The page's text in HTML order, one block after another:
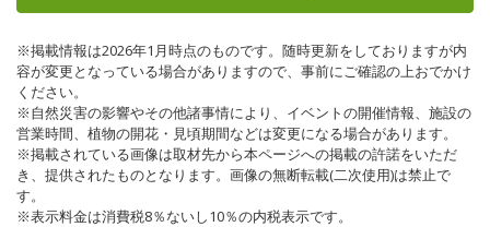
※掲載情報は2026年1月時点のものです。随時更新をしておりますが内
容が変更となっている場合がありますので、事前にご確認の上おでかけ
ください。
※自然災害の影響やその他諸事情により、イベントの開催情報、施設の
営業時間、植物の開花・見頃期間などは変更になる場合があります。
※掲載されている画像は取材先から本ページへの掲載の許諾をいただ
き、提供されたものとなります。画像の無断転載(二次使用)は禁止で
す。
※表示料金は消費税8％ないし10％の内税表示です。